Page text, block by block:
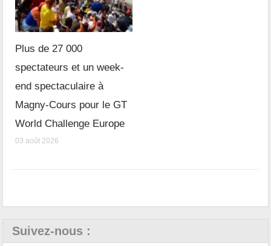
Plus de 27 000
spectateurs et un week-
end spectaculaire à
Magny-Cours pour le GT
World Challenge Europe
03 août 2026
Suivez-nous :